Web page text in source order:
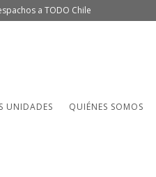
a TODO Chile
UNIDADES QUIÉNES SOMOS